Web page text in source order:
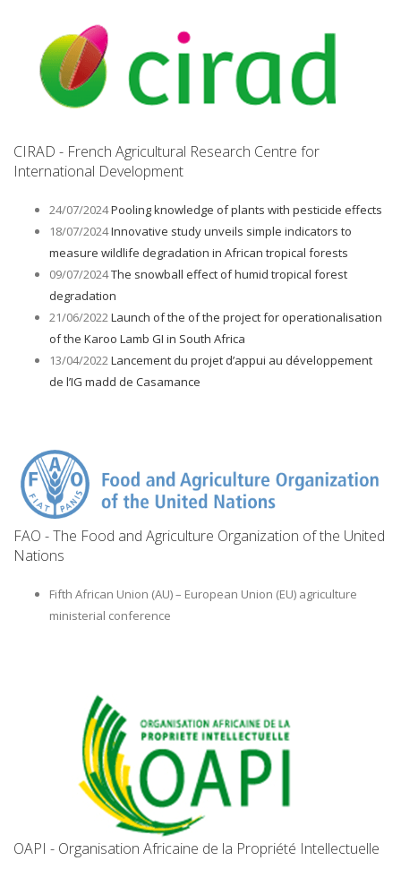
CIRAD - French Agricultural Research Centre for
International Development
24/07/2024Pooling knowledge of plants with pesticide effects
18/07/2024Innovative study unveils simple indicators to
measure wildlife degradation in African tropical forests
09/07/2024The snowball effect of humid tropical forest
degradation
21/06/2022Launch of the of the project for operationalisation
of the Karoo Lamb GI in South Africa
13/04/2022Lancement du projet d’appui au développement
de l’IG madd de Casamance
FAO - The Food and Agriculture Organization of the United
Nations
Fifth African Union (AU) – European Union (EU) agriculture
ministerial conference
OAPI - Organisation Africaine de la Propriété Intellectuelle